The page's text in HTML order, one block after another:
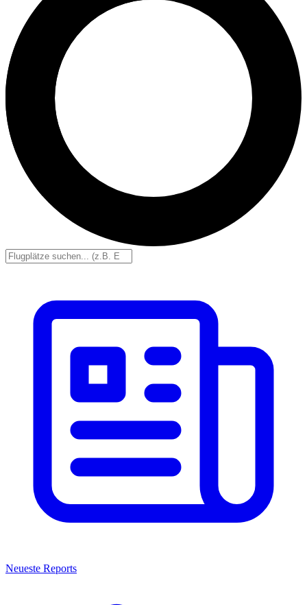
Neueste Reports